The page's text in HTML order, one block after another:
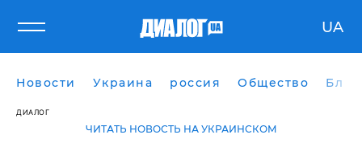
UA
Новости Украина россия Общество
ДИАЛОГ
ЧИТАТЬ НОВОСТЬ НА УКРАИНСКОМ